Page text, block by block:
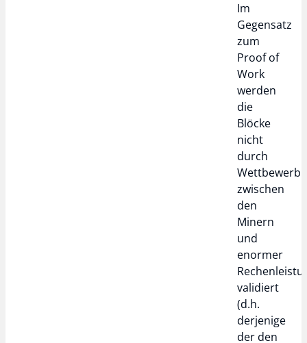
Im
Gegensatz
zum
Proof of
Work
werden
die
Blöcke
nicht
durch
Wettbewerb
zwischen
den
Minern
und
enormer
validiert
(d.h.
derjenige
der den